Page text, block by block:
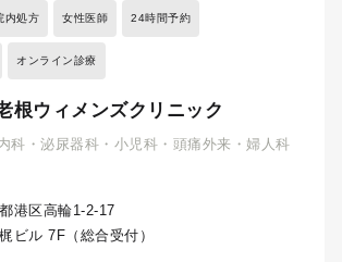
内処方 女性医師 24時間予約
オンライン診療
根ウィメンズクリニック
科・泌尿器科・小児科・頭痛外来・婦人科
港区高輪1-2-17
ビル 7F（総合受付）